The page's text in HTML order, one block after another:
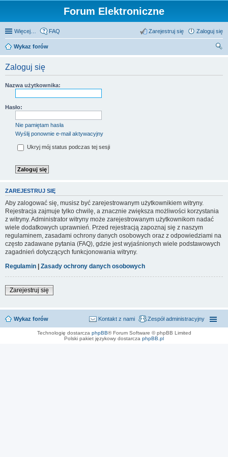
Forum Elektroniczne
Więcej… FAQ Zaloguj się
Zarejestruj się
Wykaz forów
Zaloguj się
Nazwa użytkownika:
Hasło:
Nie pamiętam hasła
Wyślij ponownie e-mail aktywacyjny
Ukryj mój status podczas tej sesji
ZAREJESTRUJ SIĘ
Aby zalogować się, musisz być zarejestrowanym użytkownikiem witryny.
Rejestracja zajmuje tylko chwilę, a znacznie zwiększa możliwości korzystania
z witryny. Administrator witryny może zarejestrowanym użytkownikom nadać
wiele dodatkowych uprawnień. Przed rejestracją zapoznaj się z naszym
regulaminem, zasadami ochrony danych osobowych oraz z odpowiedziami na
często zadawane pytania (FAQ), gdzie jest wyjaśnionych wiele podstawowych
zagadnień dotyczących funkcjonowania witryny.
Regulamin | Zasady ochrony danych osobowych
Zarejestruj się
Wykaz forów Zespół administracyjny
Kontakt z nami
Technologię dostarcza phpBB® Forum Software © phpBB Limited
Polski pakiet językowy dostarcza phpBB.pl